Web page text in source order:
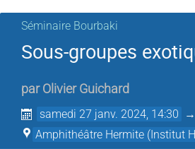
Séminaire Bourbaki
Sous-groupes
par Olivier Guichard
samedi 27 janv. 2024, 14:30 →
Amphithéâtre Hermite (Institut